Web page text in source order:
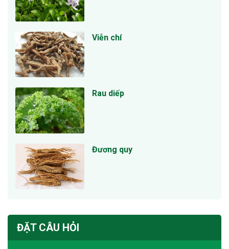
Viễn chí
Rau diếp
Đương quy
ĐẶT CÂU HỎI